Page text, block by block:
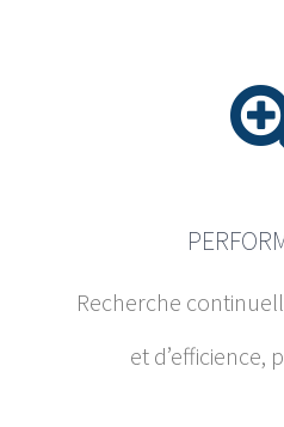
Recherche
et d’efficience,